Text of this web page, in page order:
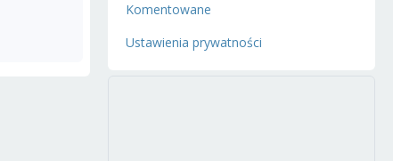
Komentowane
Ustawienia prywatności